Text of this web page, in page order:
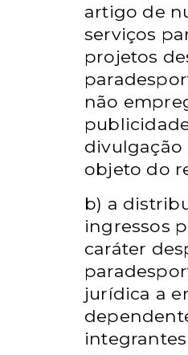
artigo de
serviços
projetos
não
divulgação
objeto do
b) a
ingressos
caráter
jurídica a